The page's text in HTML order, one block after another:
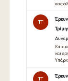
TT
και
TT